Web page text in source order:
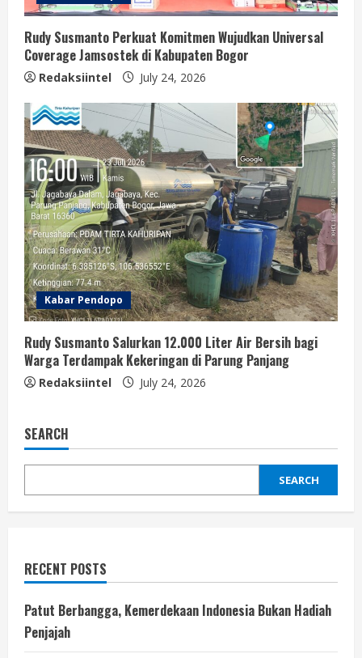
Rudy Susmanto Perkuat Komitmen Wujudkan Universal
Coverage Jamsostek di Kabupaten Bogor
Redaksiintel July 24, 2026
Kabar Pendopo
Rudy Susmanto Salurkan 12.000 Liter Air Bersih bagi
Warga Terdampak Kekeringan di Parung Panjang
Redaksiintel July 24, 2026
SEARCH
SEARCH
RECENT POSTS
Patut Berbangga, Kemerdekaan Indonesia Bukan Hadiah
Penjajah